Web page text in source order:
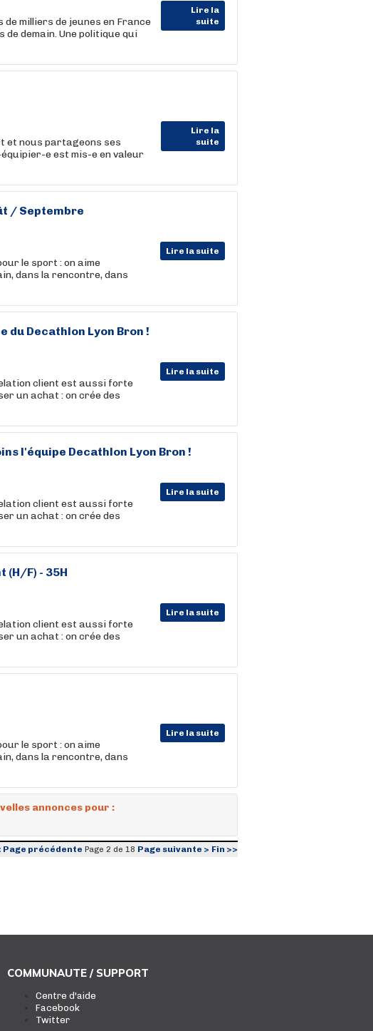
Lire la
suite
milliers de jeunes en France
demain. Une politique qui
Lire la
suite
et nous partageons ses
e est mis-e en valeur
/ Septembre
Lire la suite
le sport : on aime
dans la rencontre, dans
du Decathlon Lyon Bron !
Lire la suite
client est aussi forte
un achat : on crée des
l'équipe Decathlon Lyon Bron !
Lire la suite
client est aussi forte
un achat : on crée des
F) - 35H
Lire la suite
client est aussi forte
un achat : on crée des
Lire la suite
le sport : on aime
dans la rencontre, dans
annonces pour :
Page précédente Page 2 de 18 Page suivante > Fin >>
COMMUNAUTE / SUPPORT
Centre d'aide
Facebook
Twitter